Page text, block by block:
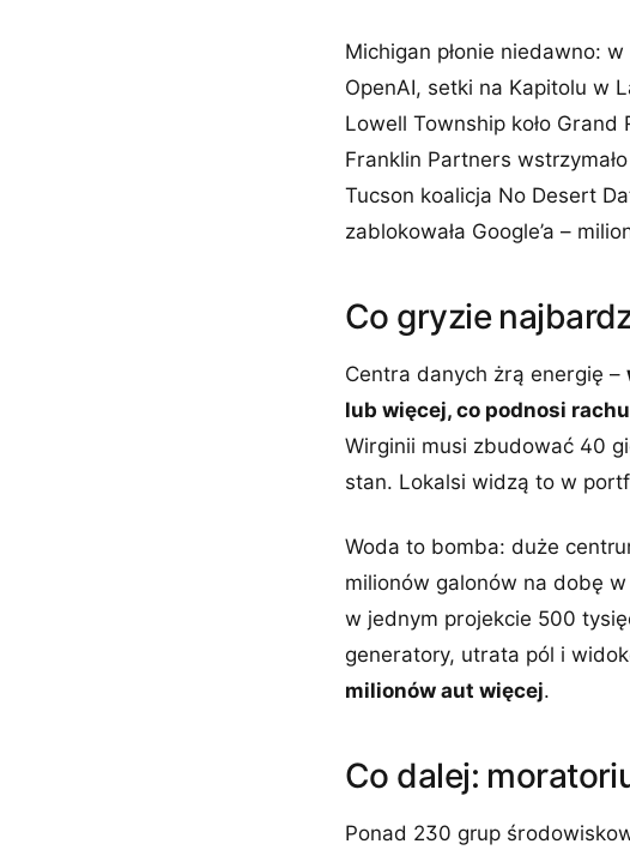
Michigan płonie niedawno:
OpenAI, setki na Kapitolu w
Lowell Township koło
Franklin Partners
Tucson koalicja No Desert
zablokowała Google’a –
Co gryzie
Centra danych żrą energię –
lub więcej, co podnosi
Wirginii musi zbudować 40
stan. Lokalsi widzą to w
Woda to bomba: duże
milionów galonów na dobę
w jednym projekcie 500
generatory, utrata pól i
milionów aut więcej.
Co dalej:
Ponad 230 grup